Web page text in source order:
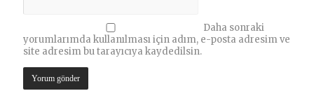
Daha sonraki
yorumlarımda kullanılması için adım, e-posta adresim ve
site adresim bu tarayıcıya kaydedilsin.